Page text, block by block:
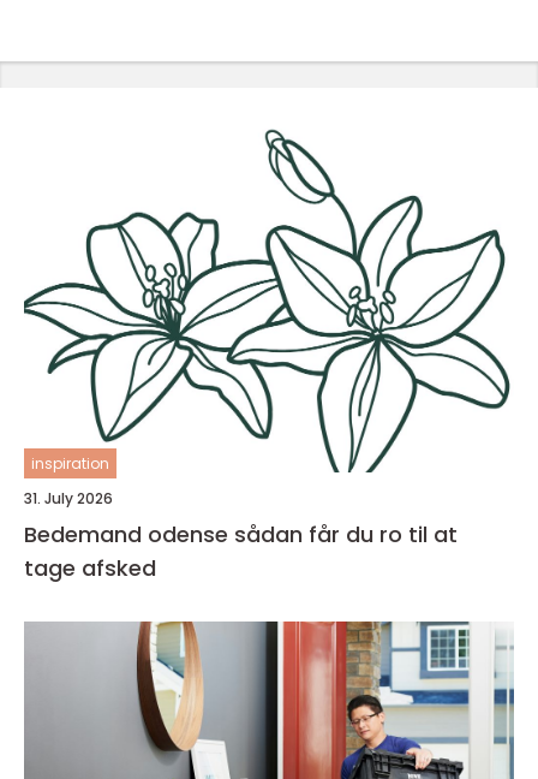
inspiration
31. July 2026
Bedemand odense sådan får du ro til at
tage afsked